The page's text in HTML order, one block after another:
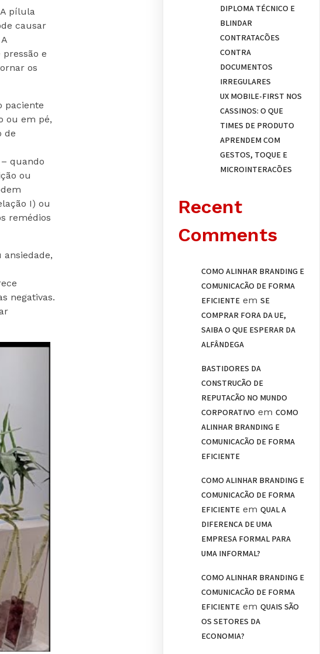
pílula
causar
e
os
paciente
ou em pé,
de
quando
ou
I) ou
remédios
negativas.
DIPLOMA TÉCNICO E
BLINDAR
CONTRATAÇÕES
CONTRA
DOCUMENTOS
IRREGULARES
UX MOBILE-FIRST NOS
CASSINOS: O QUE
TIMES DE PRODUTO
APRENDEM COM
GESTOS, TOQUE E
MICROINTERAÇÕES
Recent
Comments
COMO ALINHAR BRANDING E
COMUNICAÇÃO DE FORMA
EFICIENTE emSE
COMPRAR FORA DA UE,
SAIBA O QUE ESPERAR DA
ALFÂNDEGA
BASTIDORES DA
CONSTRUÇÃO DE
REPUTAÇÃO NO MUNDO
CORPORATIVO emCOMO
ALINHAR BRANDING E
COMUNICAÇÃO DE FORMA
EFICIENTE
COMO ALINHAR BRANDING E
COMUNICAÇÃO DE FORMA
EFICIENTE emQUAL A
DIFERENÇA DE UMA
EMPRESA FORMAL PARA
UMA INFORMAL?
COMO ALINHAR BRANDING E
COMUNICAÇÃO DE FORMA
EFICIENTE emQUAIS SÃO
OS SETORES DA
ECONOMIA?